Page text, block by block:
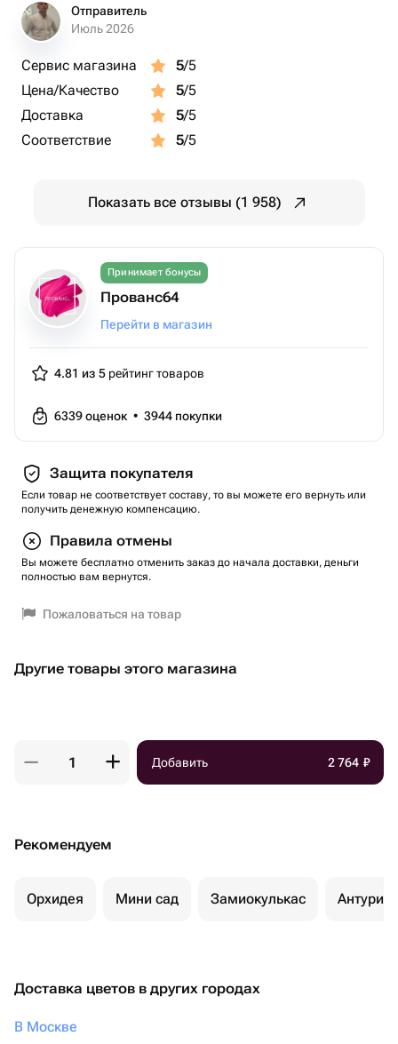
Отправитель
Июль 2026
Сервис магазина 5/5
Цена/Качество
5/5
Доставка
5/5
Соответствие
5/5
Показать все отзывы (1 958)
Принимает бонусы
Прованс64
Перейти в магазин
4.81 из 5 рейтинг товаров
6339оценок • 3944 покупки
Защита покупателя
Если товар не соответствует составу, то вы можете его вернуть или
получить денежную компенсацию.
Правила отмены
Вы можете бесплатно отменить заказ до начала доставки, деньги
полностью вам вернутся.
Пожаловаться на товар
Другие товары этого магазина
Добавить 2 764 ₽
Рекомендуем
Орхидея Мини сад Замиокулькас
Доставка цветов в других городах
В Москве